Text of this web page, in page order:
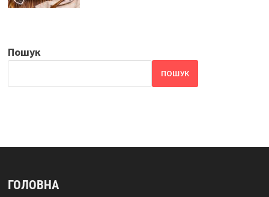
Пошук
ПОШУК
ГОЛОВНА